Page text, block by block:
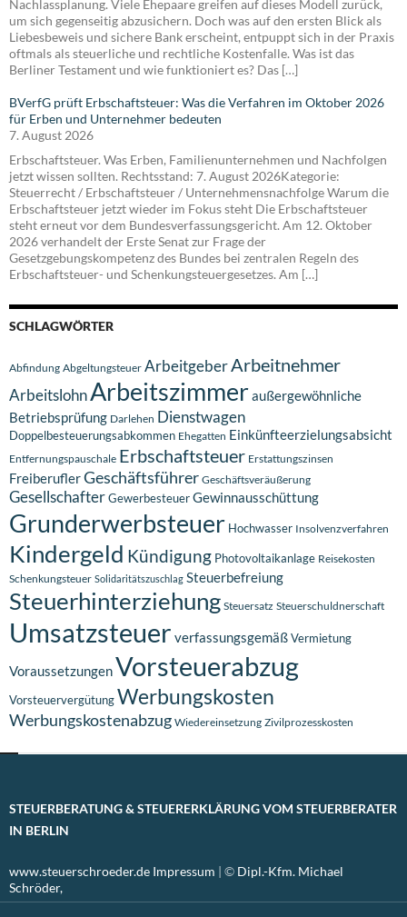
Nachlassplanung. Viele Ehepaare greifen auf dieses Modell zurück,
um sich gegenseitig abzusichern. Doch was auf den ersten Blick als
Liebesbeweis und sichere Bank erscheint, entpuppt sich in der Praxis
oftmals als steuerliche und rechtliche Kostenfalle. Was ist das
Berliner Testament und wie funktioniert es? Das […]
BVerfG prüft Erbschaftsteuer: Was die Verfahren im Oktober 2026
für Erben und Unternehmer bedeuten
7. August 2026
Erbschaftsteuer. Was Erben, Familienunternehmen und Nachfolgen
jetzt wissen sollten. Rechtsstand: 7. August 2026Kategorie:
Steuerrecht / Erbschaftsteuer / Unternehmensnachfolge Warum die
Erbschaftsteuer jetzt wieder im Fokus steht Die Erbschaftsteuer
steht erneut vor dem Bundesverfassungsgericht. Am 12. Oktober
2026 verhandelt der Erste Senat zur Frage der
Gesetzgebungskompetenz des Bundes bei zentralen Regeln des
Erbschaftsteuer- und Schenkungsteuergesetzes. Am […]
SCHLAGWÖRTER
Abfindung Abgeltungsteuer ArbeitgeberArbeitnehmer
ArbeitslohnArbeitszimmeraußergewöhnliche
Betriebsprüfung Darlehen Dienstwagen
Doppelbesteuerungsabkommen Ehegatten Einkünfteerzielungsabsicht
Entfernungspauschale Erbschaftsteuer Erstattungszinsen
FreiberuflerGeschäftsführer Geschäftsveräußerung
GesellschafterGewerbesteuerGewinnausschüttung
Grunderwerbsteuer Hochwasser Insolvenzverfahren
Kindergeld Kündigung Photovoltaikanlage Reisekosten
Schenkungsteuer Solidaritätszuschlag Steuerbefreiung
Steuerhinterziehung Steuersatz Steuerschuldnerschaft
Umsatzsteuer verfassungsgemäßVermietung
VoraussetzungenVorsteuerabzug
VorsteuervergütungWerbungskosten
Werbungskostenabzug Wiedereinsetzung Zivilprozesskosten
STEUERBERATUNG & STEUERERKLÄRUNG VOM STEUERBERATER
IN BERLIN
www.steuerschroeder.de Impressum | © Dipl.-Kfm. Michael
Schröder,